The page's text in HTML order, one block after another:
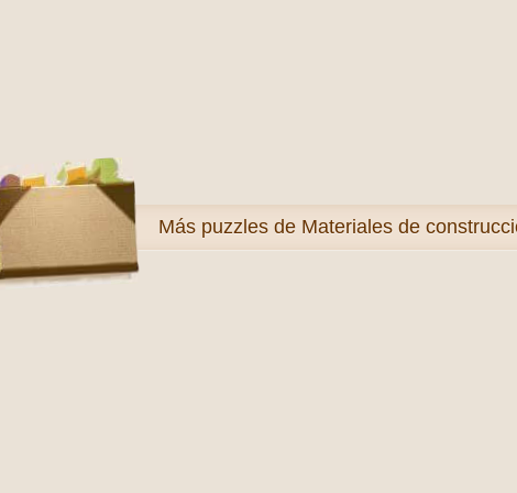
Más puzzles de Materiales de